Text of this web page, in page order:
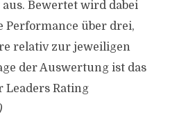
Bewertet wird dabei
Performance über drei,
relativ zur jeweiligen
der Auswertung ist das
Leaders Rating